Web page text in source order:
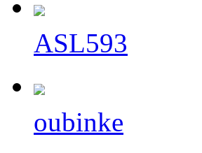
ASL593
oubinke